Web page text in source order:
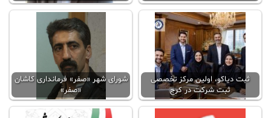
ثبت دیاکو، اولین مرکز تخصصی
ثبت شرکت در کرج
شورای شهر «صفر» فرمانداری کاشان
«صفر»